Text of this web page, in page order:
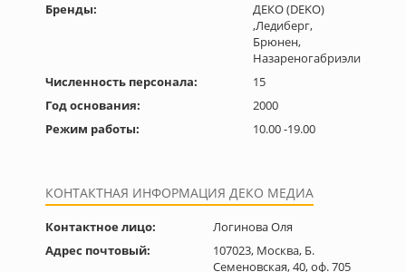
Бренды:
ДЕКО (DEKO)
,Ледиберг,
Брюнен,
Назареногабриэли
Численность персонала:
15
Год основания:
2000
Режим работы:
10.00 -19.00
КОНТАКТНАЯ ИНФОРМАЦИЯ ДЕКО МЕДИА
Контактное лицо:
Логинова Оля
Адрес почтовый:
107023, Москва, Б.
Семеновская, 40, оф. 705